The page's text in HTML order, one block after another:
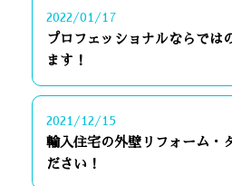
2022/01/17
プロフェッショナルならでは
ます！
2021/12/15
輸入住宅の外壁リフォーム・
ださい！